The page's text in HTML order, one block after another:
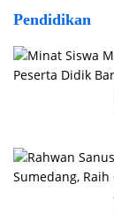
Pendidikan